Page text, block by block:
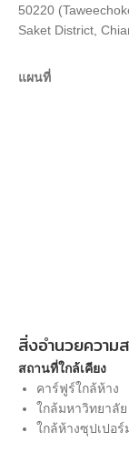
50220
Saket District,
แผนที่
สิ่งอำนวยความ
สถานที่ใกล้เคียง
คาร์ฟูร์ใกล้ห้าง
ใกล้มหาวิทยาลัย
ใกล้ห้างซุปเปอร์